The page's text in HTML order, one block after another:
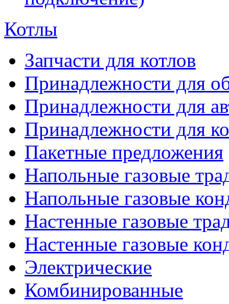
Котлы
Запчасти для котлов
Принадлежности для
Принадлежности для
Принадлежности для
Пакетные предложения
Напольные газовые
Напольные газовые
Настенные газовые
Настенные газовые
Электрические
Комбинированные